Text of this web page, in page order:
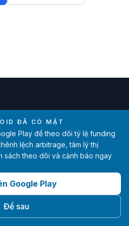
cao dành cho trader tiền
thực từ các sàn lớn.
một nhà phát triển
ĐÃ CÓ MẶT
Play để theo dõi tỷ lệ funding
lệch arbitrage, tâm lý thị
sách theo dõi và cảnh báo ngay
Google Play
Để sau